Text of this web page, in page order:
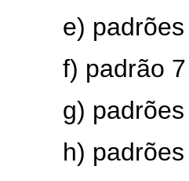
e) padrões
f) padrão 7
g) padrões
h) padrões